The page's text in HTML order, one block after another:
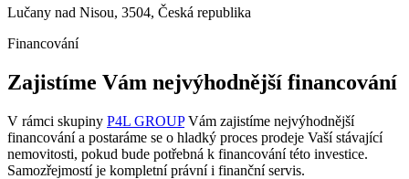
Lučany nad Nisou, 3504, Česká republika
Financování
Zajistíme Vám nejvýhodnější financování
V rámci skupiny P4L GROUPVám zajistíme nejvýhodnější
financování a postaráme se o hladký proces prodeje Vaší stávající
nemovitosti, pokud bude potřebná k financování této investice.
Samozřejmostí je kompletní právní i finanční servis.